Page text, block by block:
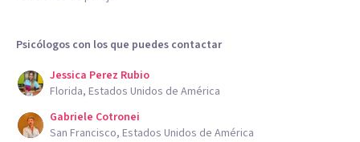
Psicólogos con los que puedes contactar
Jessica Perez Rubio
Florida, Estados Unidos de América
Gabriele Cotronei
San Francisco, Estados Unidos de América